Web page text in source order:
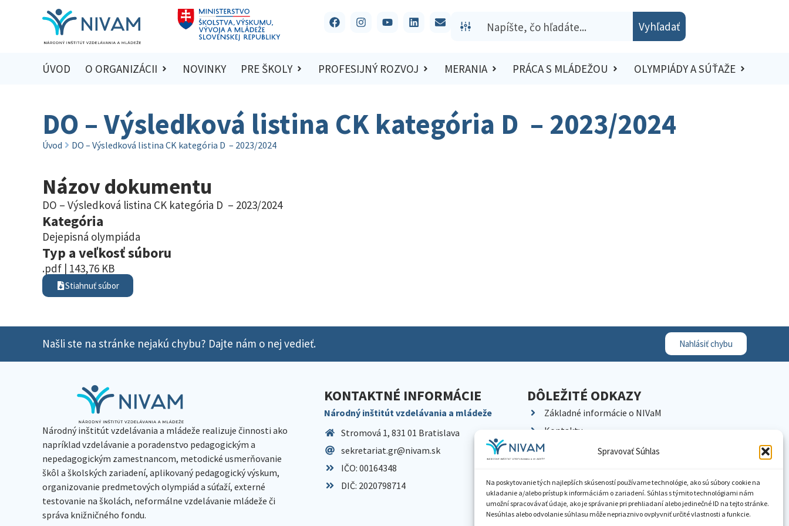
Spravovať Súhlas
Na poskytovanie tých najlepších skúseností používame technológie, ako sú súbory cookie na
ukladanie a/alebo prístup k informáciám o zariadení. Súhlas s týmito technológiami nám
umožní spracovávať údaje, ako je správanie pri prehliadaní alebo jedinečné ID na tejto stránke.
Nesúhlas alebo odvolanie súhlasu môže nepriaznivo ovplyvniť určité vlastnosti a funkcie.
Vyhľadať
ÚVOD O ORGANIZÁCII NOVINKY PRE ŠKOLY PROFESIJNÝ ROZVOJ MERANIA PRÁCA S MLÁDEŽOU OLYMPIÁDY A SÚŤAŽE
DO – Výsledková listina CK kategória D – 2023/2024
Úvod DO – Výsledková listina CK kategória D – 2023/2024
Názov dokumentu
DO – Výsledková listina CK kategória D – 2023/2024
Kategória
Dejepisná olympiáda
Typ a veľkosť súboru
.pdf | 143,76 KB
Stiahnuť súbor
Našli ste na stránke nejakú chybu? Dajte nám o nej vedieť. Nahlásiť chybu
Národný inštitút vzdelávania a mládeže realizuje činnosti ako
napríklad vzdelávanie a poradenstvo pedagogickým a
nepedagogickým zamestnancom, metodické usmerňovanie
škôl a školských zariadení, aplikovaný pedagogický výskum,
organizovanie predmetových olympiád a súťaží, externé
testovanie na školách, neformálne vzdelávanie mládeže či
správa knižničného fondu.
KONTAKTNÉ INFORMÁCIE
Národný inštitút vzdelávania a mládeže
Stromová 1, 831 01 Bratislava
sekretariat.gr@nivam.sk
IČO: 00164348
DIČ: 2020798714
DÔLEŽITÉ ODKAZY
Základné informácie o NIVaM
Kontakty
Kariéra
Pracoviská NIVaM
Dokumenty inštitúcie
Knižnica